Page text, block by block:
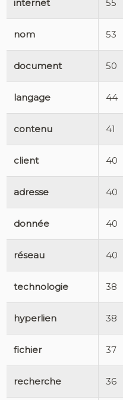
internet 55
nom 53
document 50
langage 44
contenu 41
client 40
adresse 40
donnée 40
réseau 40
technologie 38
hyperlien 38
fichier 37
recherche 36